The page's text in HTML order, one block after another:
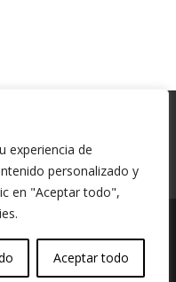
experiencia de
personalizado y
en "Aceptar todo",
Aceptar todo
de Cookies
autor protegidos